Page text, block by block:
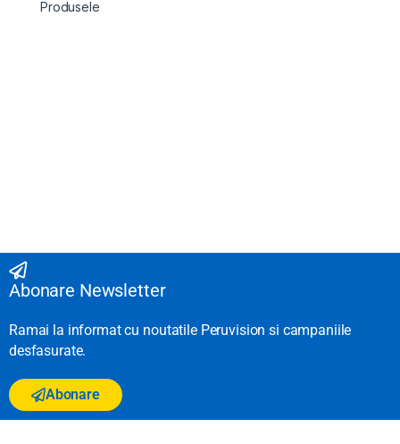
Produsele
Abonare Newsletter
Ramai la informat cu noutatile Peruvision si campaniile
desfasurate.
Abonare